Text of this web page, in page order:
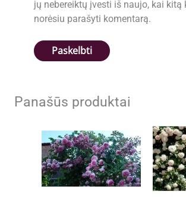
jų nebereiktų įvesti iš naujo, kai kitą
norėsiu parašyti komentarą.
Panašūs produktai